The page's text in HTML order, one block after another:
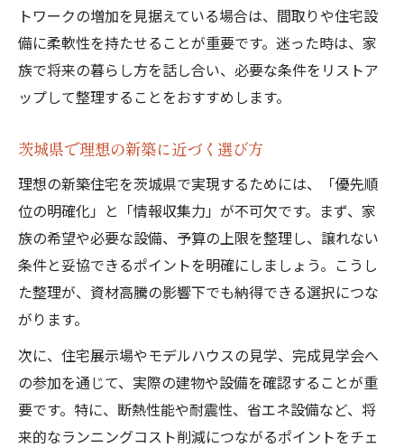
トワークの増加を見据えている場合は、間取りや住宅設
備に柔軟性を持たせることが重要です。迷った時は、家
族で将来の暮らし方を話し合い、必要な条件をリストア
ップして整理することをおすすめします。
茨城県で理想の新築に近づく選び方
理想の新築住宅を茨城県で実現するためには、「優先順
位の明確化」と「情報収集力」が不可欠です。まず、家
族の希望や必要な設備、予算の上限を整理し、譲れない
条件と妥協できるポイントを明確にしましょう。こうし
た整理が、資材高騰の影響下でも納得できる選択につな
がります。
次に、住宅展示場やモデルハウスの見学、完成見学会へ
の参加を通じて、実際の建物や設備を確認することが重
要です。特に、断熱性能や耐震性、省エネ設備など、将
来的なランニングコスト削減につながるポイントをチェ